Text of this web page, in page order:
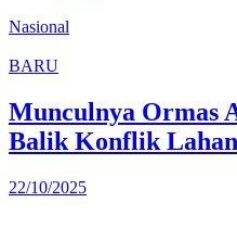
Nasional
BARU
Munculnya Ormas
Balik Konflik
22/10/2025